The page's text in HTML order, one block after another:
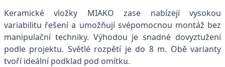
Keramické vložky MIAKO zase nabízejí vysokou
variabilitu řešení a umožňují svépomocnou montáž bez
manipulační techniky. Výhodou je snadné dovyztužení
podle projektu. Světlé rozpětí je do 8 m. Obě varianty
tvoří ideální podklad pod omítku.